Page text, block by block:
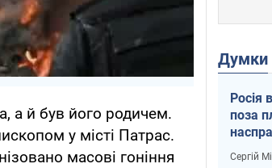
а й був його родичем.
у місті Патрас.
масові гоніння
Думки
Росія
поза
темп
Сергій